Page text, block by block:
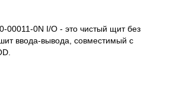
00011-0N I/О - это чистый щит без
ввода-вывода, совместимый с